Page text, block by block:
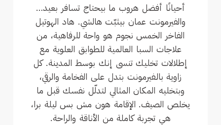
أحيانًا أفضل هروب ما بيحتاج تسافر بعيد…
والفيرمونت عمان بيثبّت هالشي. هاد الهوتيل
الفاخر الخمس نجوم هو واحة للرفاهية، من
علاجات السبا العالمية للطوابق العلوية مع
إطلالات تخليك تنسى إنك بوسط المدينة. كل
زاوية بالـفيرمونت بتدل على الفخامة والرقي،
وبتخليه المكان المثالي لتدلّل نفسك قبل ما
يخلص الصيف. الإقامة هون مش بس ليلة برا،
هي تجربة كاملة من الأناقة والراحة.